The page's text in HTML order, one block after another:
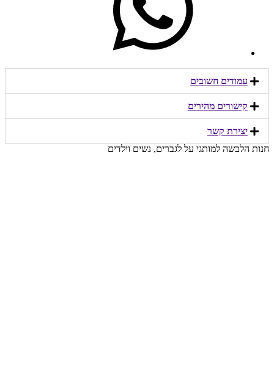
עמודים חשובים
קישורים מהירים​
יצירת קשר​
חנות הלבשה למותגי על לגברים, נשים וילדים